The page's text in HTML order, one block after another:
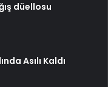
düellosu
Asılı Kaldı